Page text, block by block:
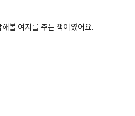
볼 여지를 주는 책이였어요.